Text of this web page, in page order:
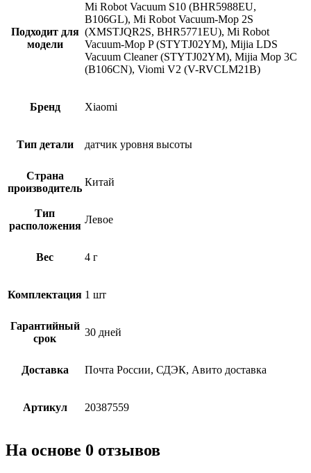
Подходит для
модели
Mi Robot Vacuum S10 (BHR5988EU,
B106GL), Mi Robot Vacuum-Mop 2S
(XMSTJQR2S, BHR5771EU), Mi Robot
Vacuum-Mop P (STYTJ02YM), Mijia LDS
Vacuum Cleaner (STYTJ02YM), Mijia Mop 3C
(B106CN), Viomi V2 (V-RVCLM21B)
Бренд Xiaomi
Тип детали датчик уровня высоты
Страна
производитель
Китай
Тип
расположения
Левое
Вес 4 г
Комплектация 1 шт
Гарантийный
срок
30 дней
Доставка Почта России, СДЭК, Авито доставка
Артикул 20387559
На основе 0 отзывов